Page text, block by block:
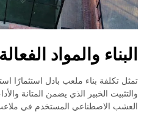
البناء والمواد
تمثل تكلفة بناء ملعب بادل استثمارًا
والتثبيت الخبير الذي يضمن المتانة
العشب الاصطناعي المستخدم في